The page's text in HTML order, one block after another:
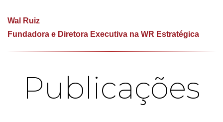
Wal Ruiz
Fundadora e Diretora Executiva na WR Estratégica
Publicações